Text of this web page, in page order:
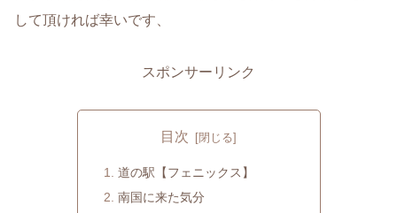
して頂ければ幸いです、
スポンサーリンク
目次
道の駅【フェニックス】
南国に来た気分